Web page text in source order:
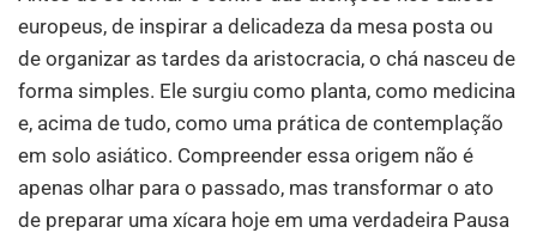
europeus, de inspirar a delicadeza da mesa posta ou
de organizar as tardes da aristocracia, o chá nasceu de
forma simples. Ele surgiu como planta, como medicina
e, acima de tudo, como uma prática de contemplação
em solo asiático. Compreender essa origem não é
apenas olhar para o passado, mas transformar o ato
de preparar uma xícara hoje em uma verdadeira Pausa